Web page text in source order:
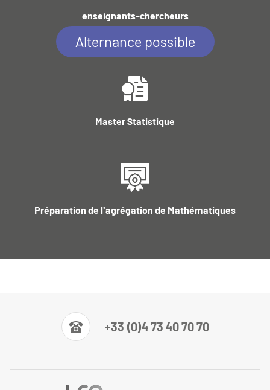
enseignants-chercheurs
Alternance possible
Master Statistique
Préparation de l'agrégation de Mathématiques
+33 (0)4 73 40 70 70